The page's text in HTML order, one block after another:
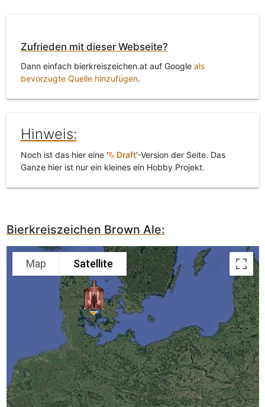
Zufrieden mit dieser Webseite?
Dann einfach bierkreiszeichen.at auf Google als
bevorzugte Quelle hinzufügen.
Hinweis:
Noch ist das hier eine ' Draft'-Version der Seite. Das
Ganze hier ist nur ein kleines ein Hobby Projekt.
Bierkreiszeichen Brown Ale:
Map Satellite